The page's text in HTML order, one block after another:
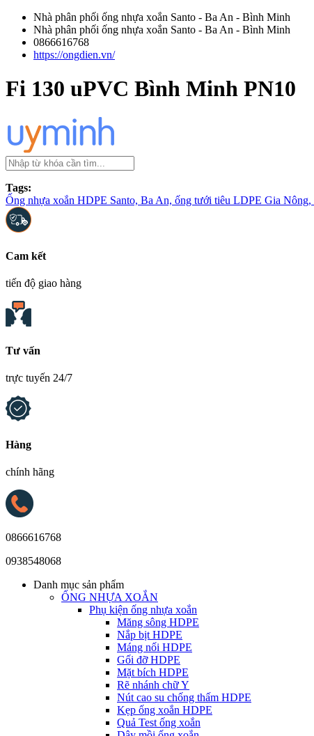
Nhà phân phối ống nhựa xoắn Santo - Ba An - Bình Minh
Nhà phân phối ống nhựa xoắn Santo - Ba An - Bình Minh
0866616768
https://ongdien.vn/
Fi 130 uPVC Bình Minh PN10
Tags:
Ống nhựa xoắn HDPE Santo, Ba An, ống tưới tiêu LDPE Gia
Cam kết
tiến độ giao hàng
Tư vấn
trực tuyến 24/7
Hàng
chính hãng
0866616768
0938548068
Danh mục sản phẩm
ỐNG NHỰA XOẮN
Phụ kiện ống nhựa xoắn
Măng sông HDPE
Nắp bịt HDPE
Máng nối HDPE
Gối đỡ HDPE
Mặt bích HDPE
Rẽ nhánh chữ Y
Nút cao su chống thấm HDPE
Kẹp ống xoắn HDPE
Quả Test ống xoắn